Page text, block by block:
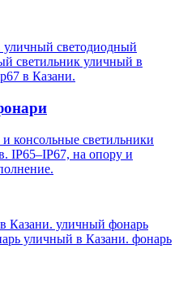
уличный светодиодный
светильник уличный в
в Казани.
консольные светильники
IP65–IP67, на опору и
Казани. уличный фонарь
уличный в Казани. фонарь